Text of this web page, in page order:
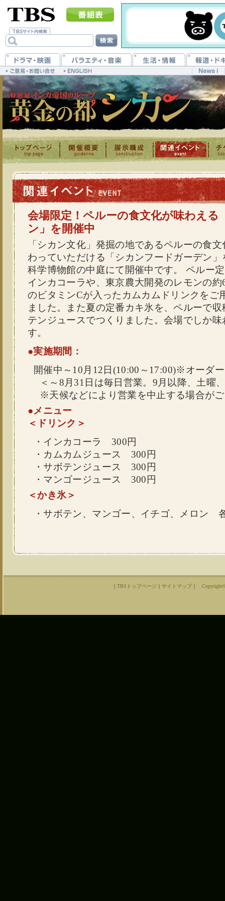
会場限定！ペルーの食文化が味わえる
ン」を開催中
「シカン文化」発掘の地であるペルーの食
わっていただける「シカンフードガーデン」
科学博物館の中庭にて開催中です。 ペルー
インカコーラや、東京農大開発のレモンの約
のビタミンCが入ったカムカムドリンクをご
ました。また夏の定番カキ氷を、ペルーで
テンジュースでつくりました。会場でしか
す。
●実施期間：
開催中～10月12日(10:00～17:00)※オーダ
＜～8月31日は毎日営業。9月以降、土曜
※天候などにより営業を中止する場合が
●メニュー
＜ドリンク＞
・インカコーラ 300円
・カムカムジュース 300円
・サボテンジュース 300円
・マンゴージュース 300円
＜かき氷＞
・サボテン、マンゴー、イチゴ、メロン
TBSトップページ サイトマップ｜ Copyright